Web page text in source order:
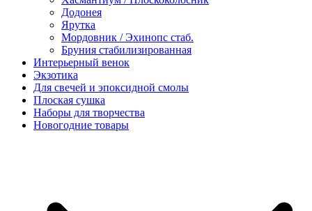
Додонея
Ярутка
Мордовник / Эхинопс стаб.
Бруния стабилизированная
Интерьерный венок
Экзотика
Для свечей и эпоксидной смолы
Плоская сушка
Наборы для творчества
Новогодние товары